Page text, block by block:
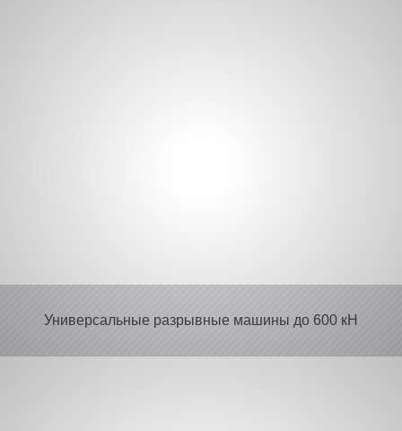
Универсальные разрывные машины до 600 кН